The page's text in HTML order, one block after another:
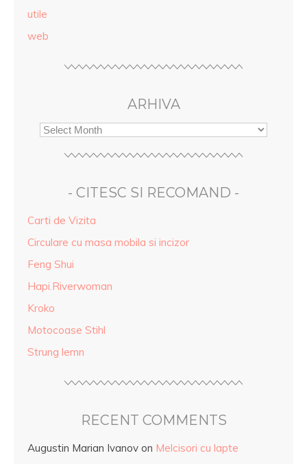
utile
web
ARHIVA
- CITESC SI RECOMAND -
Carti de Vizita
Circulare cu masa mobila si incizor
Feng Shui
Hapi.Riverwoman
Kroko
Motocoase Stihl
Strung lemn
RECENT COMMENTS
Augustin Marian Ivanov on Melcisori cu lapte